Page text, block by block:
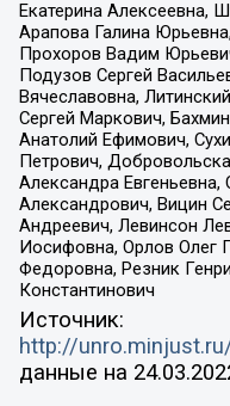
Екатерина Алексеевна,
Арапова Галина
Прохоров Вадим
Подузов Сергей
Вячеславовна,
Сергей Маркович,
Анатолий Ефимович,
Петрович,
Александра
Александрович, Вицин
Андреевич, Левинсон
Иосифовна, Орлов Олег
Федоровна, Резник
Константинович
Источник:
http://
данные на